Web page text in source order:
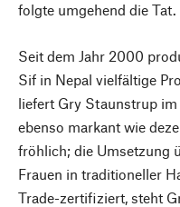
folgte umgehend die Tat.
Seit dem Jahr 2000
Sif in Nepal vielfältige
liefert Gry Staunstrup
ebenso markant wie
fröhlich; die Umsetzung
Frauen in traditioneller
Trade-zertifiziert, steht